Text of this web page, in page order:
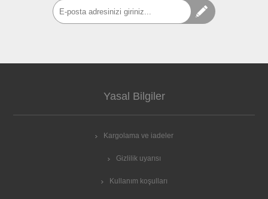
Yasal Bilgiler
Kargolama ve iadeler
Gizlilik uyarısı
Kullanım koşulları